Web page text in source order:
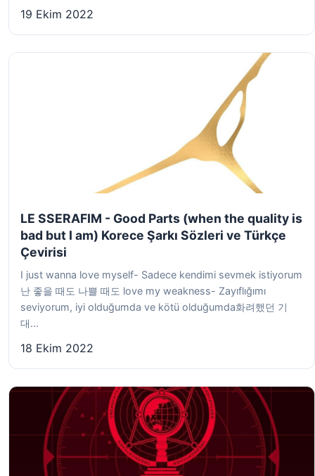
19 Ekim 2022
LE SSERAFIM - Good Parts (when the quality is
bad but I am) Korece Şarkı Sözleri ve Türkçe
Çevirisi
I just wanna love myself- Sadece kendimi sevmek istiyorum
난 좋을 때도 나쁠 때도 love my weakness- Zayıflığımı
seviyorum, iyi olduğumda ve kötü olduğumda화려했던 기
대...
18 Ekim 2022